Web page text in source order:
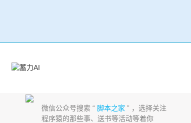
微信公众号搜索 “ 脚本之家 ” ，选择关注
程序猿的那些事、送书等活动等着你